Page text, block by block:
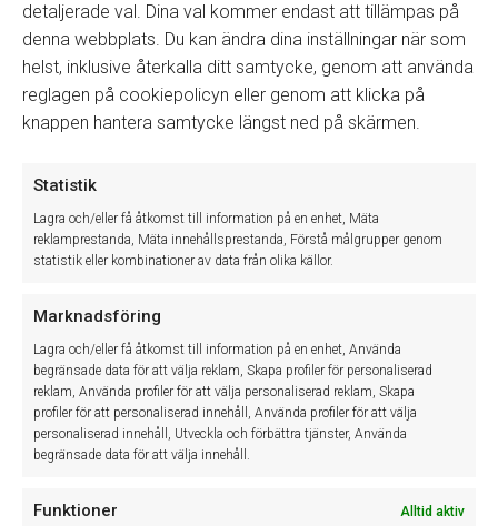
detaljerade val. Dina val kommer endast att tillämpas på
denna webbplats. Du kan ändra dina inställningar när som
helst, inklusive återkalla ditt samtycke, genom att använda
reglagen på cookiepolicyn eller genom att klicka på
knappen hantera samtycke längst ned på skärmen.
Statistik
Lagra och/eller få åtkomst till information på en enhet, Mäta
reklamprestanda, Mäta innehållsprestanda, Förstå målgrupper genom
statistik eller kombinationer av data från olika källor.
Marknadsföring
Lagra och/eller få åtkomst till information på en enhet, Använda
begränsade data för att välja reklam, Skapa profiler för personaliserad
reklam, Använda profiler för att välja personaliserad reklam, Skapa
profiler för att personaliserad innehåll, Använda profiler för att välja
personaliserad innehåll, Utveckla och förbättra tjänster, Använda
begränsade data för att välja innehåll.
Funktioner Alltid aktiv
Tillbaka till manualer
Winassist System AB
Winassist system AB utvecklar och levererar IT-baserade system
som effektiviserar det dagliga arbetet inom den svenska
fordonsbranschen. Med våra system och tjänster hjälper vi våra
kunder till mer lönsam och effektivare verksamhet.
Cookie Policy (EU)
Sekretessinformation